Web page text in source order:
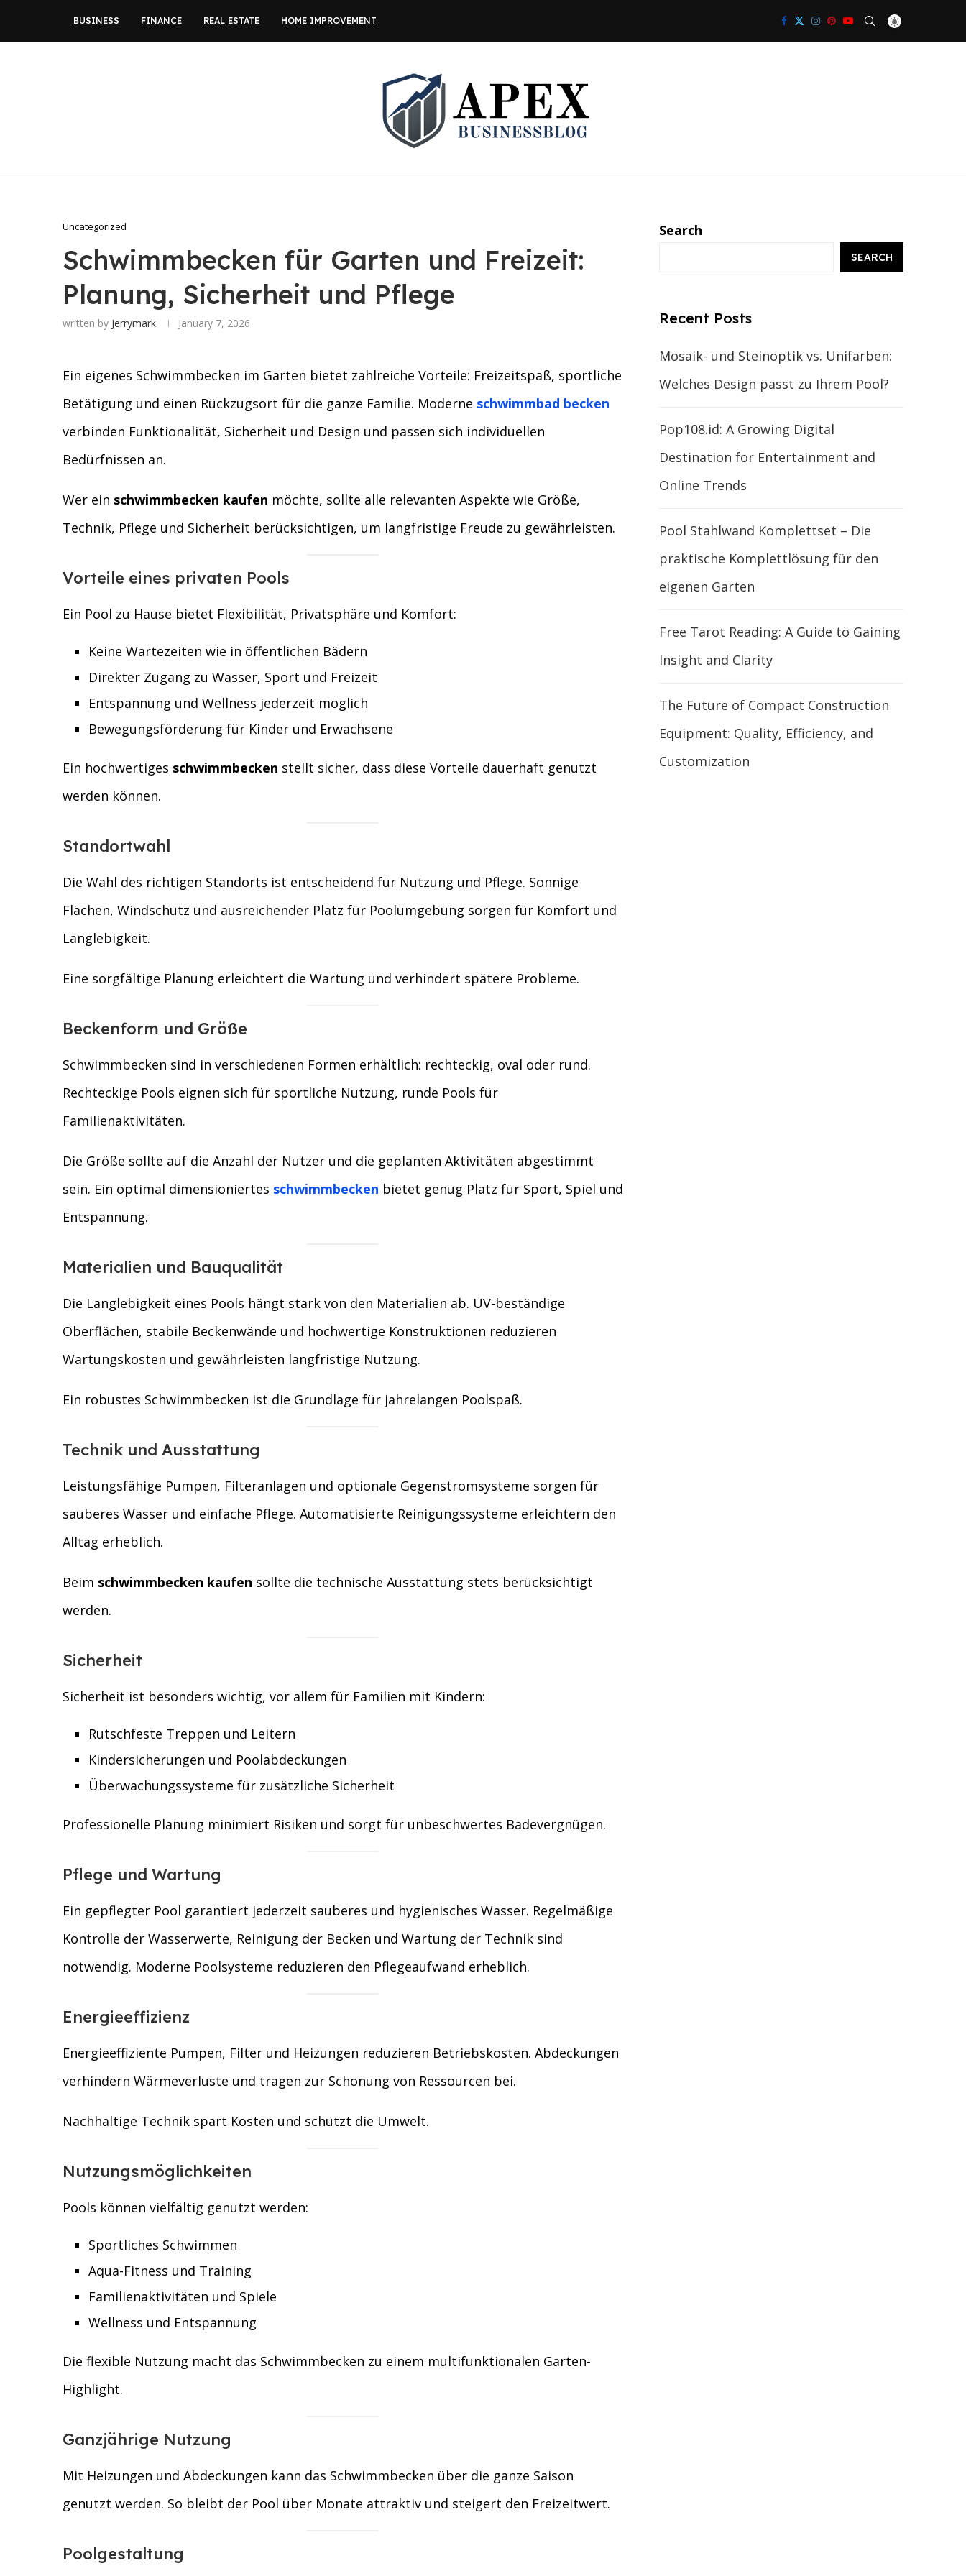
BUSINESS FINANCE REAL ESTATE HOME IMPROVEMENT
Uncategorized
Schwimmbecken für Garten und Freizeit:
Planung, Sicherheit und Pflege
written by Jerrymark January 7, 2026
Ein eigenes Schwimmbecken im Garten bietet zahlreiche Vorteile: Freizeitspaß, sportliche
Betätigung und einen Rückzugsort für die ganze Familie. Moderne schwimmbad becken
verbinden Funktionalität, Sicherheit und Design und passen sich individuellen
Bedürfnissen an.
Wer ein schwimmbecken kaufen möchte, sollte alle relevanten Aspekte wie Größe,
Technik, Pflege und Sicherheit berücksichtigen, um langfristige Freude zu gewährleisten.
Vorteile eines privaten Pools
Ein Pool zu Hause bietet Flexibilität, Privatsphäre und Komfort:
Keine Wartezeiten wie in öffentlichen Bädern
Direkter Zugang zu Wasser, Sport und Freizeit
Entspannung und Wellness jederzeit möglich
Bewegungsförderung für Kinder und Erwachsene
Ein hochwertiges schwimmbecken stellt sicher, dass diese Vorteile dauerhaft genutzt
werden können.
Standortwahl
Die Wahl des richtigen Standorts ist entscheidend für Nutzung und Pflege. Sonnige
Flächen, Windschutz und ausreichender Platz für Poolumgebung sorgen für Komfort und
Langlebigkeit.
Eine sorgfältige Planung erleichtert die Wartung und verhindert spätere Probleme.
Beckenform und Größe
Schwimmbecken sind in verschiedenen Formen erhältlich: rechteckig, oval oder rund.
Rechteckige Pools eignen sich für sportliche Nutzung, runde Pools für
Familienaktivitäten.
Die Größe sollte auf die Anzahl der Nutzer und die geplanten Aktivitäten abgestimmt
sein. Ein optimal dimensioniertes schwimmbecken bietet genug Platz für Sport, Spiel und
Entspannung.
Materialien und Bauqualität
Die Langlebigkeit eines Pools hängt stark von den Materialien ab. UV-beständige
Oberflächen, stabile Beckenwände und hochwertige Konstruktionen reduzieren
Wartungskosten und gewährleisten langfristige Nutzung.
Ein robustes Schwimmbecken ist die Grundlage für jahrelangen Poolspaß.
Technik und Ausstattung
Leistungsfähige Pumpen, Filteranlagen und optionale Gegenstromsysteme sorgen für
sauberes Wasser und einfache Pflege. Automatisierte Reinigungssysteme erleichtern den
Alltag erheblich.
Beim schwimmbecken kaufen sollte die technische Ausstattung stets berücksichtigt
werden.
Sicherheit
Sicherheit ist besonders wichtig, vor allem für Familien mit Kindern:
Rutschfeste Treppen und Leitern
Kindersicherungen und Poolabdeckungen
Überwachungssysteme für zusätzliche Sicherheit
Professionelle Planung minimiert Risiken und sorgt für unbeschwertes Badevergnügen.
Pflege und Wartung
Ein gepflegter Pool garantiert jederzeit sauberes und hygienisches Wasser. Regelmäßige
Kontrolle der Wasserwerte, Reinigung der Becken und Wartung der Technik sind
notwendig. Moderne Poolsysteme reduzieren den Pflegeaufwand erheblich.
Energieeffizienz
Energieeffiziente Pumpen, Filter und Heizungen reduzieren Betriebskosten. Abdeckungen
verhindern Wärmeverluste und tragen zur Schonung von Ressourcen bei.
Nachhaltige Technik spart Kosten und schützt die Umwelt.
Nutzungsmöglichkeiten
Pools können vielfältig genutzt werden:
Sportliches Schwimmen
Aqua-Fitness und Training
Familienaktivitäten und Spiele
Wellness und Entspannung
Die flexible Nutzung macht das Schwimmbecken zu einem multifunktionalen Garten-
Highlight.
Ganzjährige Nutzung
Mit Heizungen und Abdeckungen kann das Schwimmbecken über die ganze Saison
genutzt werden. So bleibt der Pool über Monate attraktiv und steigert den Freizeitwert.
Poolgestaltung
Search
SEARCH
Recent Posts
Mosaik- und Steinoptik vs. Unifarben:
Welches Design passt zu Ihrem Pool?
Pop108.id: A Growing Digital
Destination for Entertainment and
Online Trends
Pool Stahlwand Komplettset – Die
praktische Komplettlösung für den
eigenen Garten
Free Tarot Reading: A Guide to Gaining
Insight and Clarity
The Future of Compact Construction
Equipment: Quality, Efficiency, and
Customization